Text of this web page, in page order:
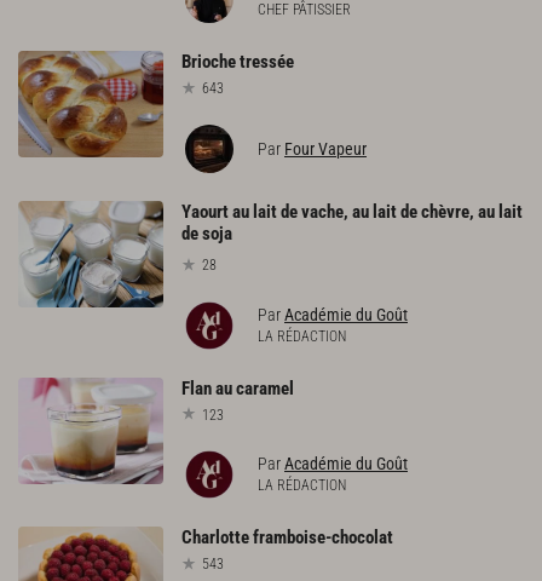
CHEF PÂTISSIER
Briochetressée
643
Par Four Vapeur
Yaourt au lait de vache, au lait de chèvre, au lait
de soja
28
ParAcadémie du Goût
LA RÉDACTION
Flanaucaramel
123
ParAcadémie du Goût
LA RÉDACTION
Charlotteframboise-chocolat
543